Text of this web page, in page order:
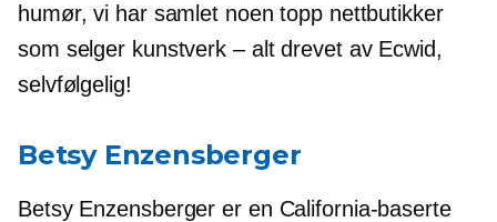
humør, vi har samlet noen topp nettbutikker
som selger kunstverk – altdrevet av Ecwid,
selvfølgelig!
Betsy Enzensberger
Betsy Enzensberger er en California-baserte